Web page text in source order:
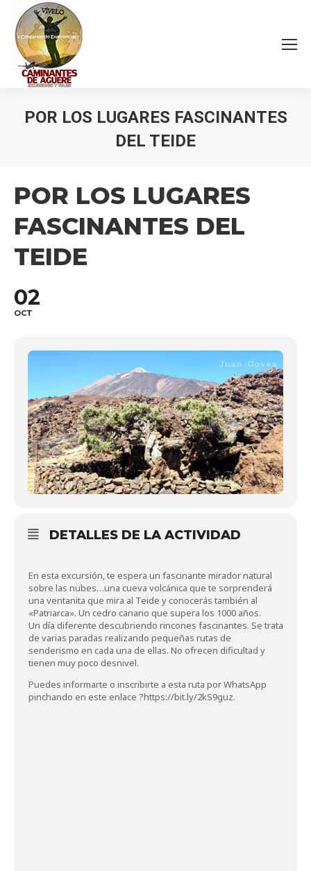
POR LOS LUGARES FASCINANTES
DEL TEIDE
POR LOS LUGARES
FASCINANTES DEL
TEIDE
02
OCT
DETALLES DE LA ACTIVIDAD
En esta excursión, te espera un fascinante mirador natural
sobre las nubes…una cueva volcánica que te sorprenderá
una ventanita que mira al Teide y conocerás también al
«Patriarca». Un cedro canario que supera los 1000 años.
Un día diferente descubriendo rincones fascinantes. Se trata
de varias paradas realizando pequeñas rutas de
senderismo en cada una de ellas. No ofrecen dificultad y
tienen muy poco desnivel.
Puedes informarte o inscribirte a esta ruta por WhatsApp
pinchando en este enlace ?https://bit.ly/2kS9guz.